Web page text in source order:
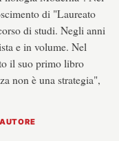
di "Laureato
di studi. Negli anni
e in volume. Nel
il suo primo libro
non è una strategia",